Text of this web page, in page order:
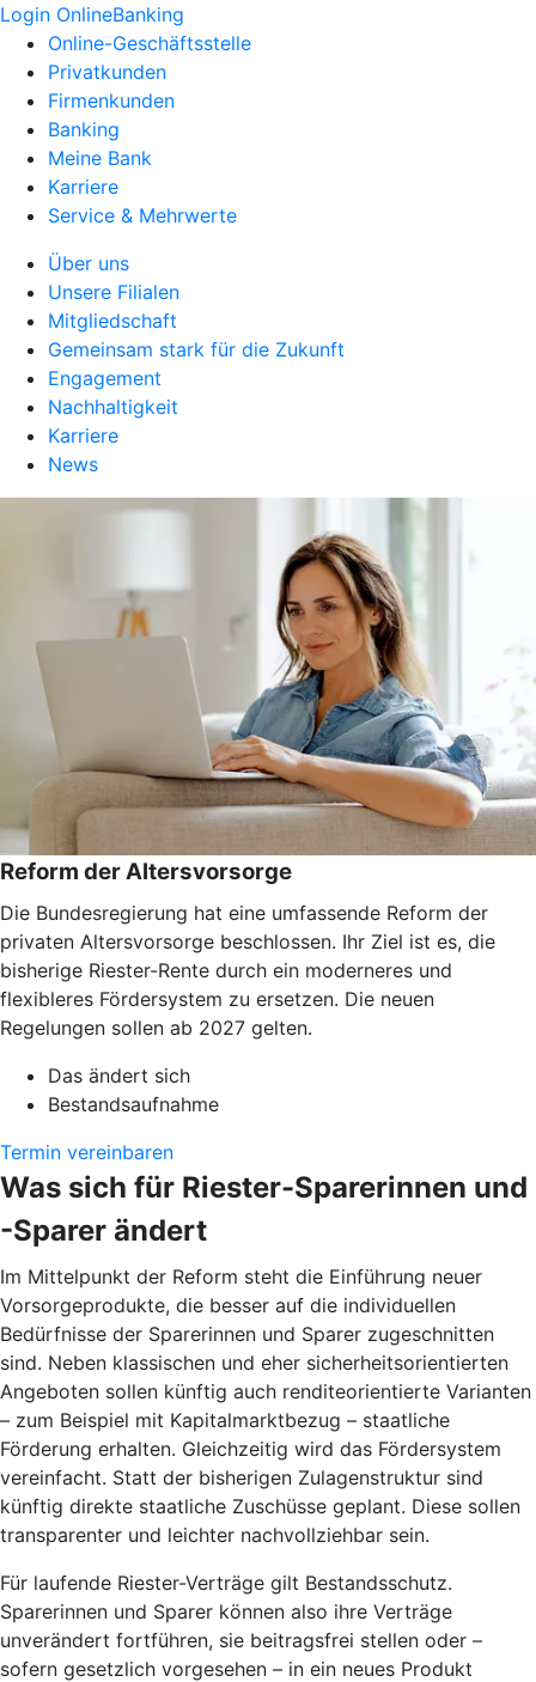
Login OnlineBanking
Online-Geschäftsstelle
Privatkunden
Firmenkunden
Banking
Meine Bank
Karriere
Service & Mehrwerte
Über uns
Unsere Filialen
Mitgliedschaft
Gemeinsam stark für die Zukunft
Engagement
Nachhaltigkeit
Karriere
News
Reform der Altersvorsorge
Die Bundesregierung hat eine umfassende Reform der
privaten Altersvorsorge beschlossen. Ihr Ziel ist es, die
bisherige Riester-Rente durch ein moderneres und
flexibleres Fördersystem zu ersetzen. Die neuen
Regelungen sollen ab 2027 gelten.
Das ändert sich
Bestandsaufnahme
Termin vereinbaren
Was sich für Riester-Sparerinnen und
-Sparer ändert
Im Mittelpunkt der Reform steht die Einführung neuer
Vorsorgeprodukte, die besser auf die individuellen
Bedürfnisse der Sparerinnen und Sparer zugeschnitten
sind. Neben klassischen und eher sicherheitsorientierten
Angeboten sollen künftig auch renditeorientierte Varianten
– zum Beispiel mit Kapitalmarktbezug – staatliche
Förderung erhalten. Gleichzeitig wird das Fördersystem
vereinfacht. Statt der bisherigen Zulagenstruktur sind
künftig direkte staatliche Zuschüsse geplant. Diese sollen
transparenter und leichter nachvollziehbar sein.
Für laufende Riester-Verträge gilt Bestandsschutz.
Sparerinnen und Sparer können also ihre Verträge
unverändert fortführen, sie beitragsfrei stellen oder –
sofern gesetzlich vorgesehen – in ein neues Produkt